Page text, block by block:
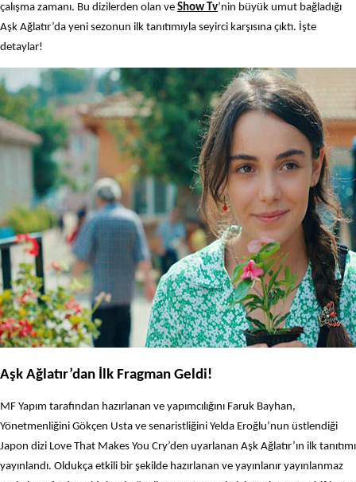
çalışma zamanı. Bu dizilerden olan ve Show Tv’nin büyük umut bağladığı
Aşk Ağlatır’da yeni sezonun ilk tanıtımıyla seyirci karşısına çıktı. İşte
detaylar!
Aşk Ağlatır’dan İlk Fragman Geldi!
MF Yapım tarafından hazırlanan ve yapımcılığını Faruk Bayhan,
Yönetmenliğini Gökçen Usta ve senaristliğini Yelda Eroğlu’nun üstlendiği
Japon dizi Love That Makes You Cry’den uyarlanan Aşk Ağlatır’ın ilk tanıtımı
yayınlandı. Oldukça etkili bir şekilde hazırlanan ve yayınlanır yayınlanmaz